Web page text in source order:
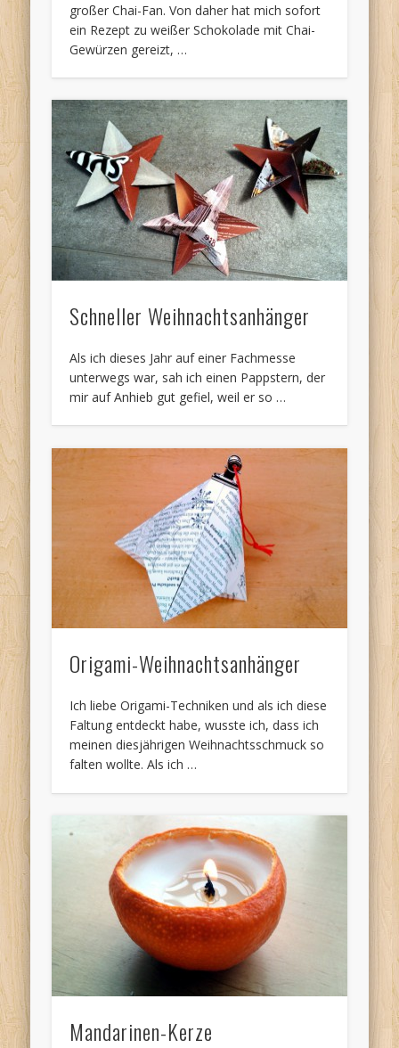
großer Chai-Fan. Von daher hat mich sofort
ein Rezept zu weißer Schokolade mit Chai-
Gewürzen gereizt, …
Schneller Weihnachtsanhänger
Als ich dieses Jahr auf einer Fachmesse
unterwegs war, sah ich einen Pappstern, der
mir auf Anhieb gut gefiel, weil er so …
Origami-Weihnachtsanhänger
Ich liebe Origami-Techniken und als ich diese
Faltung entdeckt habe, wusste ich, dass ich
meinen diesjährigen Weihnachtsschmuck so
falten wollte. Als ich …
Mandarinen-Kerze